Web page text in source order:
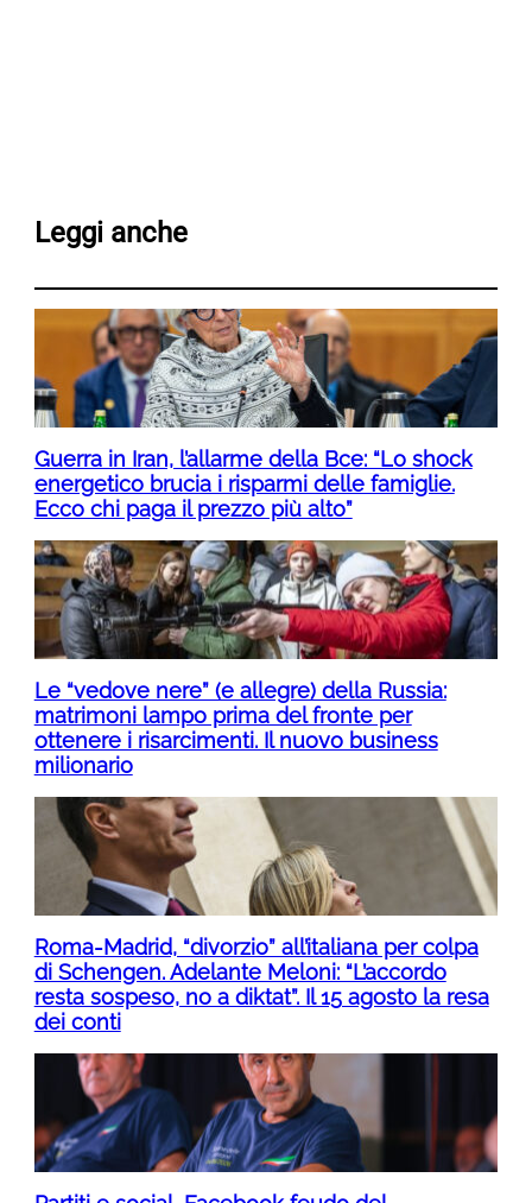
Leggi anche
Guerra in Iran, l’allarme della Bce: “Lo shock
energetico brucia i risparmi delle famiglie.
Ecco chi paga il prezzo più alto”
Le “vedove nere” (e allegre) della Russia:
matrimoni lampo prima del fronte per
ottenere i risarcimenti. Il nuovo business
milionario
Roma-Madrid, “divorzio” all’italiana per colpa
di Schengen. Adelante Meloni: “L’accordo
resta sospeso, no a diktat”. Il 15 agosto la resa
dei conti